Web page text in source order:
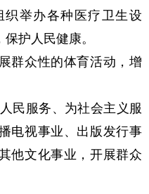
举办各种医疗卫生设
护人民健康。
众性的体育活动，增
服务、为社会主义服
电视事业、出版发行事
他文化事业，开展群众